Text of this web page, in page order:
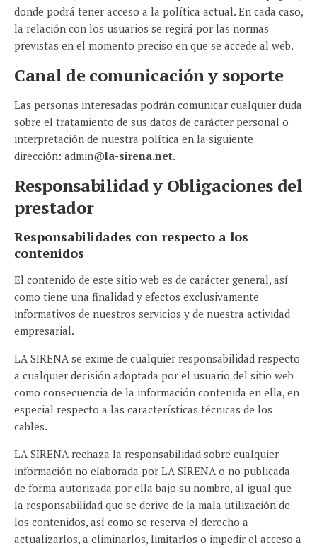
donde podrá tener acceso a la política actual. En cada caso,
la relación con los usuarios se regirá por las normas
previstas en el momento preciso en que se accede al web.
Canal de comunicación y soporte
Las personas interesadas podrán comunicar cualquier duda
sobre el tratamiento de sus datos de carácter personal o
interpretación de nuestra política en la siguiente
dirección: admin@la-sirena.net.
Responsabilidad y Obligaciones del
prestador
Responsabilidades con respecto a los
contenidos
El contenido de este sitio web es de carácter general, así
como tiene una finalidad y efectos exclusivamente
informativos de nuestros servicios y de nuestra actividad
empresarial.
LA SIRENA se exime de cualquier responsabilidad respecto
a cualquier decisión adoptada por el usuario del sitio web
como consecuencia de la información contenida en ella, en
especial respecto a las características técnicas de los
cables.
LA SIRENA rechaza la responsabilidad sobre cualquier
información no elaborada por LA SIRENA o no publicada
de forma autorizada por ella bajo su nombre, al igual que
la responsabilidad que se derive de la mala utilización de
los contenidos, así como se reserva el derecho a
actualizarlos, a eliminarlos, limitarlos o impedir el acceso a